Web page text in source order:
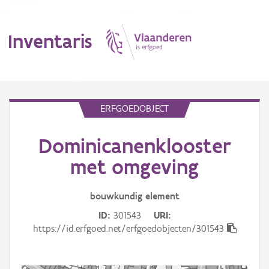
Inventaris
Erfgoedobject
Aanduidingsobject
ERFGOEDOBJECT
Dominicanenklooster
met omgeving
bouwkundig element
ID 301543
URI
https://id.erfgoed.net/erfgoedobjecten/301543